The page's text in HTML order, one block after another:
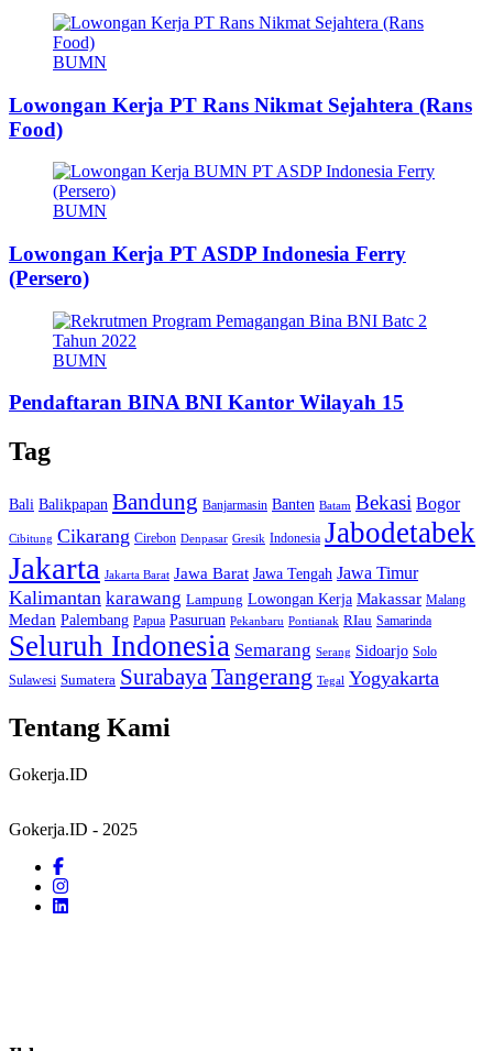
BUMN
Lowongan Kerja PT Rans Nikmat Sejahtera (Rans
Food)
BUMN
Lowongan Kerja PT ASDP Indonesia Ferry
(Persero)
BUMN
Pendaftaran BINA BNI Kantor Wilayah 15
Tag
Bali Balikpapan Bandung Banjarmasin Banten Batam Bekasi Bogor
Cibitung Cikarang Cirebon Denpasar Gresik Indonesia Jabodetabek
Jakarta Jakarta Barat Jawa Barat Jawa Tengah Jawa Timur
Kalimantan karawang Lampung Lowongan Kerja Makassar Malang
Medan Palembang Papua Pasuruan Pekanbaru Pontianak RIau Samarinda
Seluruh Indonesia Semarang Serang Sidoarjo Solo
Sulawesi Sumatera Surabaya Tangerang Tegal Yogyakarta
Tentang Kami
Gokerja.ID
Gokerja.ID - 2025